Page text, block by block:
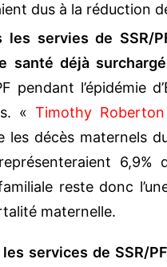
dus à la réduction
les servies de SSR/
santé déjà
pendant l’épidémie
« Timothy
les décès maternels
6,9%
reste donc
maternelle.
services de SSR/